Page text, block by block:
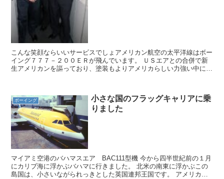
こんな笑顔ならいいサービスでしょアメリカン航空の太平洋線はボー
イング７７７－２００ＥＲが飛んでいます。 ＵＳエアとの合併で新
生アメリカンを謳っており、塗装もよりアメリカらしい力強い中にも
ボーイング
小さな国のフラッグキャリアに乗
りました
マイアミ空港のバハマスエア BAC111型機 今から四半世紀前の１月
にカリブ海に浮かぶバハマに行きました。 北米の南東に浮かぶこの
島国は、小さいながられっきとした英国連邦王国です。 アメリカを